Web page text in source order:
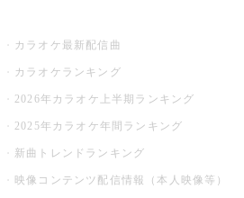
カラオケ最新配信曲
カラオケランキング
2026年カラオケ上半期ランキング
2025年カラオケ年間ランキング
新曲トレンドランキング
映像コンテンツ配信情報（本人映像等）